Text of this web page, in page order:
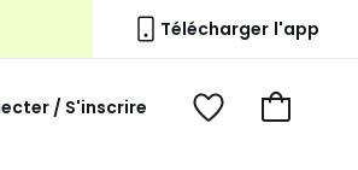
Télécharger l'app
/ S'inscrire
Voir
Voir